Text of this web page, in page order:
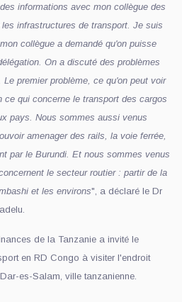
informations avec mon collègue des
infrastructures de transport. Je suis
collègue a demandé qu'on puisse
On a discuté des problèmes
premier problème, ce qu'on peut voir
ce qui concerne le transport des cargos
pays. Nous sommes aussi venus
amenager des rails, la voie ferrée,
par le Burundi. Et nous sommes venus
le secteur routier : partir de la
et les environs", a déclaré le Dr
de la Tanzanie a invité le
en RD Congo à visiter l'endroit
es-Salam, ville tanzanienne.